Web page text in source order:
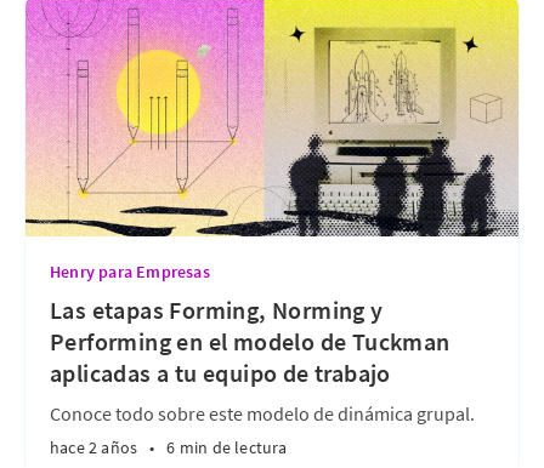
Henry para Empresas
Las etapas Forming, Norming y
Performing en el modelo de Tuckman
aplicadas a tu equipo de trabajo
Conoce todo sobre este modelo de dinámica grupal.
hace 2 años • 6 min de lectura